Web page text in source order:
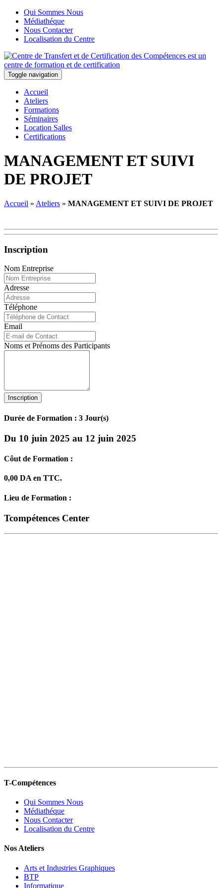
Qui Sommes Nous
Médiathéque
Nous Contacter
Localisation du Centre
Toggle navigation
Accueil
Ateliers
Formations
Séminaires
Location Salles
Certifications
MANAGEMENT ET SUIVI
DE PROJET
Accueil » Ateliers » MANAGEMENT ET SUIVI DE PROJET
Inscription
Nom Entreprise
Adresse
Téléphone
Email
Noms et Prénoms des Participants
Inscription
Durée de Formation : 3 Jour(s)
Du 10 juin 2025 au 12 juin 2025
Côut de Formation :
0,00 DA en TTC.
Lieu de Formation :
Tcompétences Center
T-Compétences
Qui Sommes Nous
Médiathéque
Nous Contacter
Localisation du Centre
Nos Ateliers
Arts et Industries Graphiques
BTP
Informatique